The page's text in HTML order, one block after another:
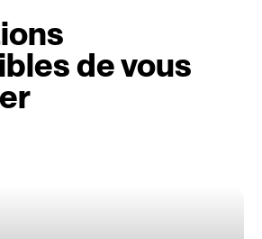
de vous